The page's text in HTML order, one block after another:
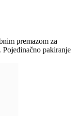
premazom za
pakiranje